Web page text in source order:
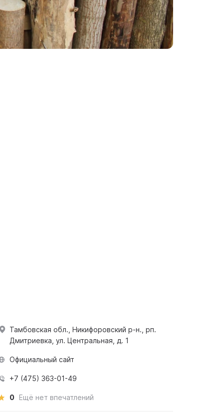
Тамбовская обл., Никифоровский р-н., рп.
Дмитриевка, ул. Центральная, д. 1
Официальный сайт
+7 (475) 363-01-49
0 Ещё нет впечатлений